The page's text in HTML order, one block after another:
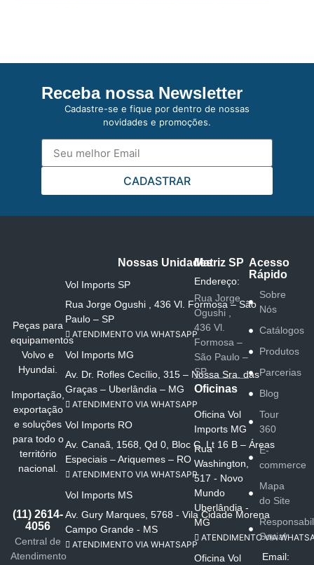
Receba nossa Newsletter
Cadastre-se e fique por dentro de nossas
novidades e promoções.
CADASTRAR
Peças para
equipamentos
Volvo e
Hyundai.
Importação,
exportação
e soluções
para todo o
território
nacional.
(11) 2614-
4056
Central de
Atendimento
Nossas Unidades
Vol Imports SP
Rua Jorge Ogushi , 436 Vl. Formosa – São
Paulo – SP
ATENDIMENTO VIA WHATSAPP
Vol Imports MG
Av. Dr. Rofles Cecílio, 315 – Nossa Sra. das
Graças – Uberlândia – MG
ATENDIMENTO VIA WHATSAPP
Vol Imports RO
Av. Canaã, 1568, Qd 0, Bloc C, Lt 16 B – Áreas
Especiais – Ariquemes – RO
ATENDIMENTO VIA WHATSAPP
Vol Imports MS
Av. Gury Marques, 5768 - Vila Cidade Morena
Campo Grande - MS
ATENDIMENTO VIA WHATSAPP
Matriz SP
Endereço:
Rua Jorge
Ogushi ,
436 Vl.
Formosa –
São Paulo –
SP
Oficinas
Oficina Vol
Imports MG
Rua
Washington,
517 - Novo
Mundo
Uberlândia -
MG
ATENDIMENTO VIA
Oficina Vol
Acesso
Rápido
Sobre
Nós
Catálogos
Produtos
Parcerias
Blog
Tour
360
E-
commerce
Mapa
do Site
Social
Email: